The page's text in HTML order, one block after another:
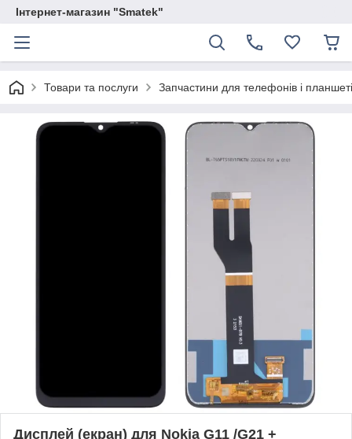
Інтернет-магазин "Smatek"
Товари та послуги Запчастини для телефонів і
Дисплей (екран) для Nokia G11 /G21 +